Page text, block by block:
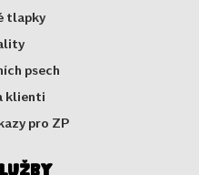
tlapky
psech
klienti
pro ZP